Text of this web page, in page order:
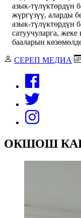
азык-түлүктөрдүн
жүргүзүү, аларды
азык-түлүктөрдүн
сатуучуларга,
бааларын
СЕРЕП МЕДИА
ОКШОШ